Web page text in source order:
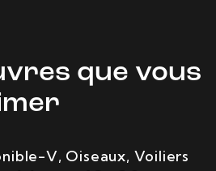
que vous
V, Oiseaux, Voiliers